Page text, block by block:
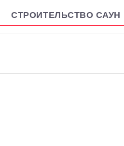
СТРОИТЕЛЬСТВО САУН